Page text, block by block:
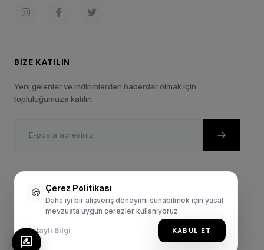
BIZE KATILIN
Yeni gelenler ve indirimlerden haberdar olmak için
topluluğumuza katılın.
© 2024 Sportie.com.tr. Tüm Hakları Saklıdır.
Gizlilik Politikası
Satış Sözleşmesi Kullanım Şartları
🍪 Çerez Politikası
Daha iyi bir alışveriş deneyimi sunabilmek için yasal
mevzuata uygun çerezler kullanıyoruz.
Detaylı Bilgi KABUL ET
rate_review